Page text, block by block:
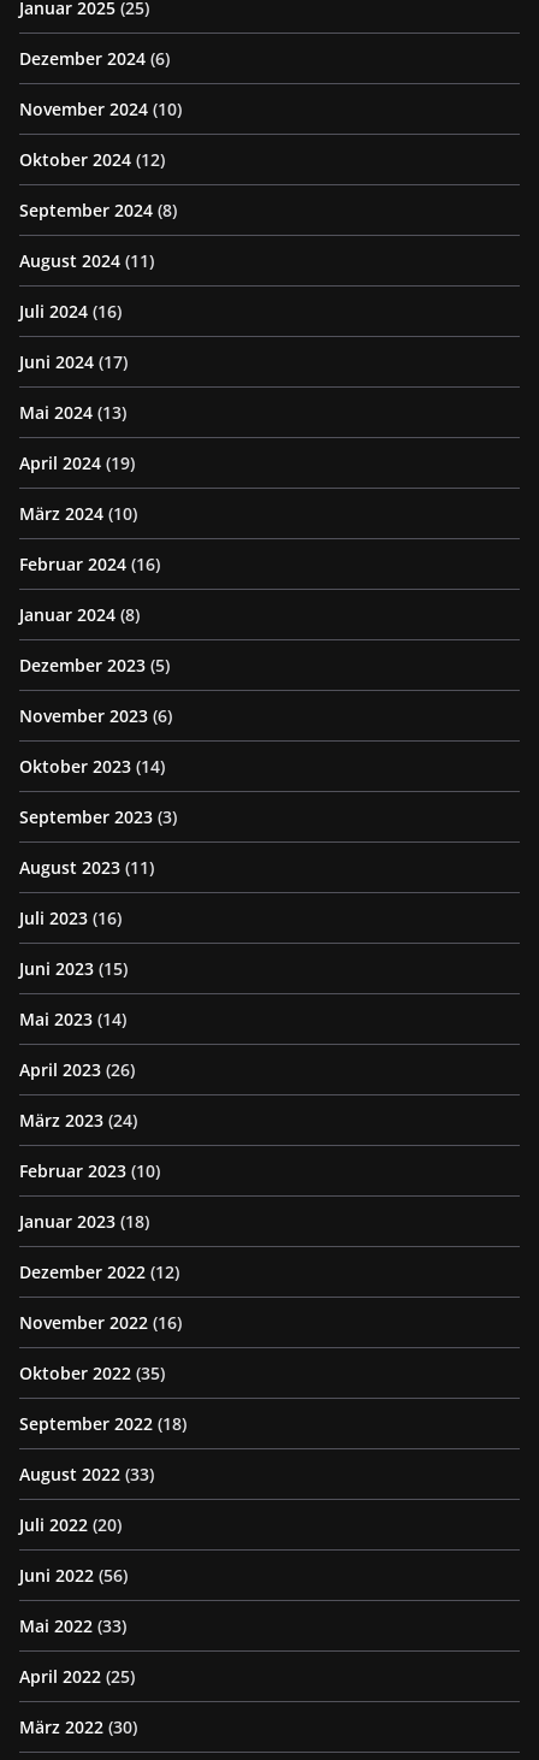
Januar 2025 (25)
Dezember 2024 (6)
November 2024 (10)
Oktober 2024 (12)
September 2024 (8)
August 2024 (11)
Juli 2024 (16)
Juni 2024 (17)
Mai 2024 (13)
April 2024 (19)
März 2024 (10)
Februar 2024 (16)
Januar 2024 (8)
Dezember 2023 (5)
November 2023 (6)
Oktober 2023 (14)
September 2023 (3)
August 2023 (11)
Juli 2023 (16)
Juni 2023 (15)
Mai 2023 (14)
April 2023 (26)
März 2023 (24)
Februar 2023 (10)
Januar 2023 (18)
Dezember 2022 (12)
November 2022 (16)
Oktober 2022 (35)
September 2022 (18)
August 2022 (33)
Juli 2022 (20)
Juni 2022 (56)
Mai 2022 (33)
April 2022 (25)
März 2022 (30)